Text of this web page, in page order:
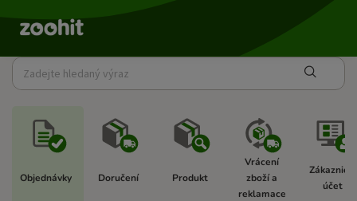
Objednávky Doručení Produkt
Vrácení
zboží a
reklamace
účet